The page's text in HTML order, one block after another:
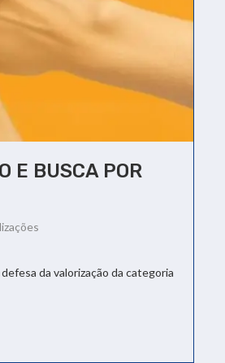
E BUSCA POR
da valorização da categoria